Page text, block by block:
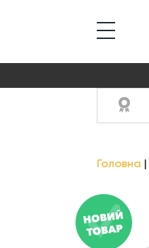
Головна